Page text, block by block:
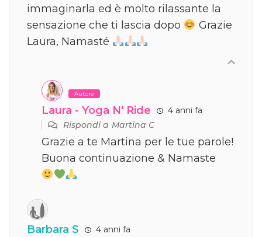
immaginarla ed è molto rilassante la
sensazione che ti lascia dopo
Grazie
Laura, Namasté
Autore
Laura - Yoga N' Ride
4 anni fa
Rispondi aMartina C
Grazie a te Martina per le tue parole!
Buona continuazione & Namaste
Barbara S 4 anni fa